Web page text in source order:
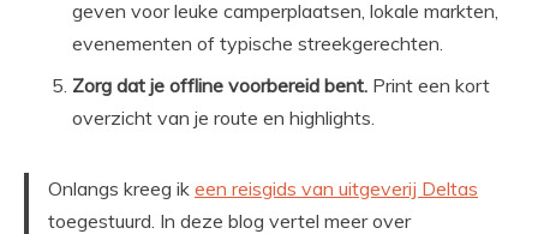
geven voor leuke camperplaatsen, lokale markten,
evenementen of typische streekgerechten.
Zorg dat je offline voorbereid bent. Print een kort
overzicht van je route en highlights.
Onlangs kreeg ik een reisgids van uitgeverij Deltas
toegestuurd. In deze blog vertel meer over